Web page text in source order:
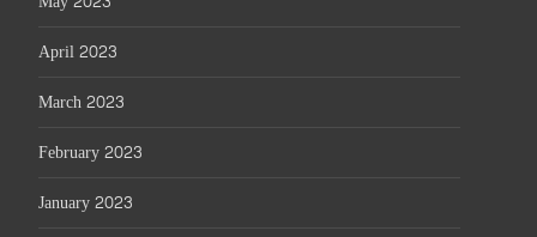
April 2023
March 2023
February 2023
January 2023